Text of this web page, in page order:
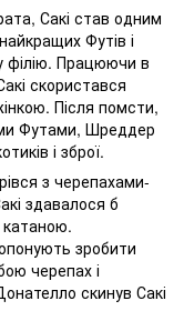
Сакі став одним
Футів і
філію. Працюючи в
скористався
Після помсти,
Футами, Шреддер
і зброї.
з черепахами-
здавалося б
зробити
черепах і
скинув Сакі